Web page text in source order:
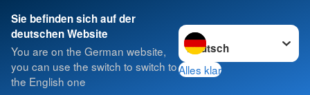
Sie befinden sich auf der
deutschen Website
You are on the German website,
you can use the switch to switch to
the English one
Sprache wechseln zu
Alles klar